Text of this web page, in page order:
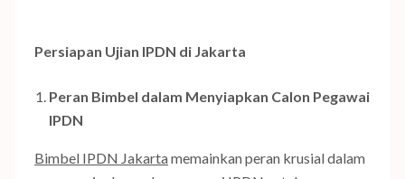
Persiapan Ujian IPDN di Jakarta
Peran Bimbel dalam Menyiapkan Calon Pegawai
IPDN
Bimbel IPDN Jakartamemainkan peran krusial dalam